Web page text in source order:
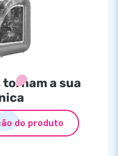
a sua
do produto